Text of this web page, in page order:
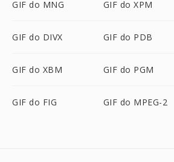
GIF do MNG GIF do XPM
GIF do DIVX GIF do PDB
GIF do XBM GIF do PGM
GIF do FIG GIF do MPEG-2